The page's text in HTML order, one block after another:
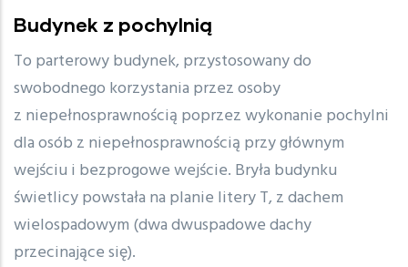
Budynek z pochylnią
To parterowy budynek, przystosowany do
swobodnego korzystania przez osoby
z niepełnosprawnością poprzez wykonanie pochylni
dla osób z niepełnosprawnością przy głównym
wejściu i bezprogowe wejście. Bryła budynku
świetlicy powstała na planie litery T, z dachem
wielospadowym (dwa dwuspadowe dachy
przecinające się).